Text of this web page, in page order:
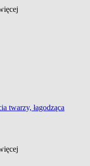
twarzy, łagodząca